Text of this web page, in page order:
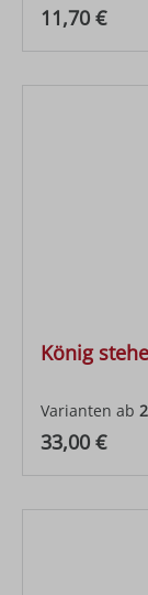
Regulärer
11,70 €
König
Varianten ab
Regulärer
33,00 €